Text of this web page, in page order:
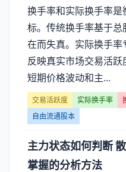
换手率和实际换手率
标。传统换手率基于
在而失真。实际换手
反映真实市场交易活
短期价格波动和主...
交易活跃度 实际换手率
自由流通股本
主力状态如何判断
掌握的分析方法